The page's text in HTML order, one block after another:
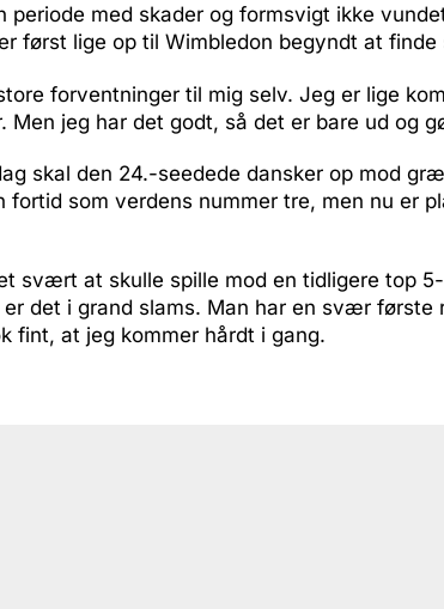
periode med skader og formsvigt ikke
først lige op til Wimbledon begyndt at finde
forventninger til mig selv. Jeg er lige
Men jeg har det godt, så det er bare ud og
skal den 24.-seedede dansker op mod
fortid som verdens nummer tre, men nu er
svært at skulle spille mod en tidligere top
er det i grand slams. Man har en svær første
fint, at jeg kommer hårdt i gang.